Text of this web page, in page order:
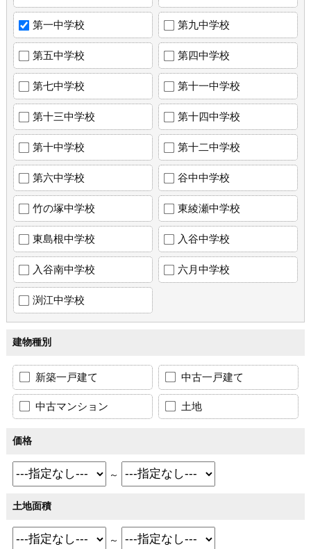
第一中学校 第九中学校
第五中学校 第四中学校
第七中学校 第十一中学校
第十三中学校 第十四中学校
第十中学校 第十二中学校
第六中学校 谷中中学校
竹の塚中学校 東綾瀬中学校
東島根中学校 入谷中学校
入谷南中学校 六月中学校
渕江中学校
建物種別
新築一戸建て 中古一戸建て
中古マンション 土地
価格
～
土地面積
～